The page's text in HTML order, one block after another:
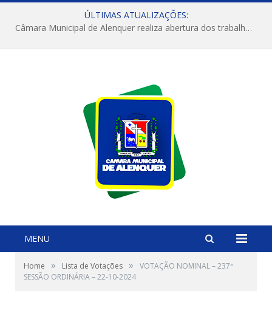
ÚLTIMAS ATUALIZAÇÕES:
Câmara Municipal de Alenquer realiza abertura dos trabalhos do 4º Período Legislativo
MENU
Home » Lista de Votações »
VOTAÇÃO NOMINAL – 237ª
SESSÃO ORDINÁRIA – 22-10-2024